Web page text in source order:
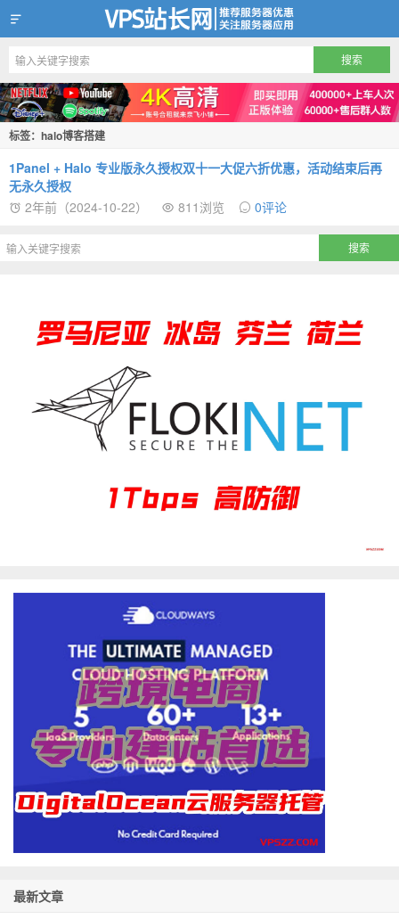
VPS站长网
标签：halo博客搭建
1Panel + Halo 专业版永久授权双十一大促六折优惠，活动结束后再
无永久授权
2年前（2024-10-22）
811浏览 0评论
最新文章